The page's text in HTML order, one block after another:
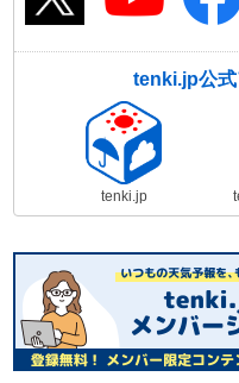
tenki.jp公式
tenki.jp